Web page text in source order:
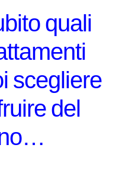
quali
scegliere
del